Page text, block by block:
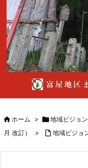
ホーム > 地域ビジョ
月 改訂）
>  地域ビジョ